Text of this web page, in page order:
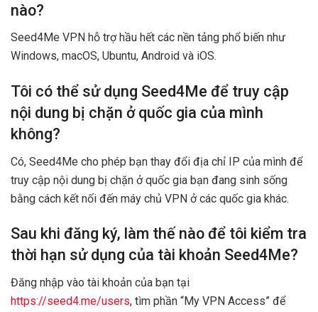
nào?
Seed4Me VPN hỗ trợ hầu hết các nền tảng phổ biến như
Windows, macOS, Ubuntu, Android và iOS.
Tôi có thể sử dụng Seed4Me để truy cập
nội dung bị chặn ở quốc gia của mình
không?
Có, Seed4Me cho phép bạn thay đổi địa chỉ IP của mình để
truy cập nội dung bị chặn ở quốc gia bạn đang sinh sống
bằng cách kết nối đến máy chủ VPN ở các quốc gia khác.
Sau khi đăng ký, làm thế nào để tôi kiểm tra
thời hạn sử dụng của tài khoản Seed4Me?
Đăng nhập vào tài khoản của bạn tại
https://seed4.me/users, tìm phần “My VPN Access” để